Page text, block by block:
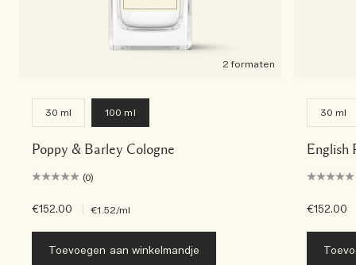
2 formaten
30 ml 100 ml
Poppy & Barley Cologne
(0)
€152.00 €1.52/ml
Toevoegen aan winkelmandje
30 ml
English
€152.00